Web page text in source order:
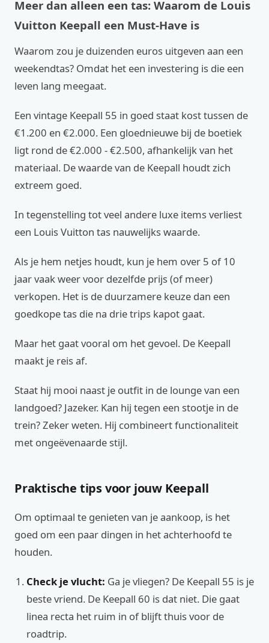
Meer dan alleen een tas: Waarom de Louis
Vuitton Keepall een Must-Have is
Waarom zou je duizenden euros uitgeven aan een
weekendtas? Omdat het een investering is die een
leven lang meegaat.
Een vintage Keepall 55 in goed staat kost tussen de
€1.200 en €2.000. Een gloednieuwe bij de boetiek
ligt rond de €2.000 - €2.500, afhankelijk van het
materiaal. De waarde van de Keepall houdt zich
extreem goed.
In tegenstelling tot veel andere luxe items verliest
een Louis Vuitton tas nauwelijks waarde.
Als je hem netjes houdt, kun je hem over 5 of 10
jaar vaak weer voor dezelfde prijs (of meer)
verkopen. Het is de duurzamere keuze dan een
goedkope tas die na drie trips kapot gaat.
Maar het gaat vooral om het gevoel. De Keepall
maakt je reis af.
Staat hij mooi naast je outfit in de lounge van een
landgoed? Jazeker. Kan hij tegen een stootje in de
trein? Zeker weten. Hij combineert functionaliteit
met ongeëvenaarde stijl.
Praktische tips voor jouw Keepall
Om optimaal te genieten van je aankoop, is het
goed om een paar dingen in het achterhoofd te
houden.
Check je vlucht: Ga je vliegen? De Keepall 55 is je
beste vriend. De Keepall 60 is dat niet. Die gaat
linea recta het ruim in of blijft thuis voor de
roadtrip.